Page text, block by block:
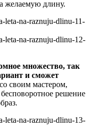
желаемую длину.
множество, так
и сможет
своим мастером,
решение